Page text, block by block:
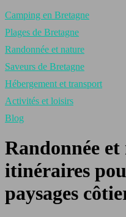
Camping en Bretagne
Plages de Bretagne
Randonnée et nature
Saveurs de Bretagne
Hébergement et transport
Activités et loisirs
Blog
Randonnée
itinéraires
paysages